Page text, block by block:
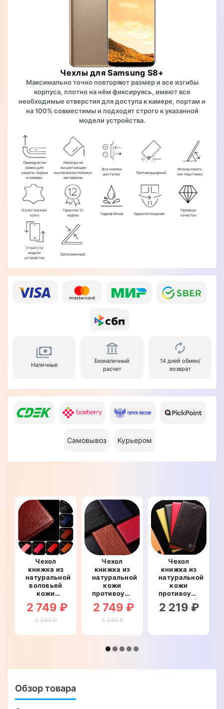
Чехлы для Samsung S8+
Максимально точно повторяют размер и все изгибы
корпуса, плотно на нём фиксируясь, имеют все
необходимые отверстия для доступа к камере, портам и
на 100% совместимы и подходят строго к указанной
модели устройства.
Приподнятая
рамка для
защиты экрана
и камеры
Никогда не
выцветающие
высококачественные
материалы
Все кнопки
доступны
Противоударный
Использовать
как подставку
Качественная
кожа
Гарантия 12
недель
Гидрофобный Ударопоглощение
Премиум
качество
Строго по
модели
устройства
Эргономичный
Наличные
Безналичный
расчет
14 дней обмен/
возврат
Самовывоз Курьером
Чехол
книжка из
натуральной
воловьей
кожи
противоударный
магнитный
для
S8+ Plus
2 749 ₽
3 349 ₽
Чехол
книжка из
натуральной
кожи
противоударный
магнитный
для
Samsung
G955
2 749 ₽
3 349 ₽
Чехол
книжка из
натуральной
кожи
противоударный
магнитный
для
G955
2 219 ₽
Обзор товара